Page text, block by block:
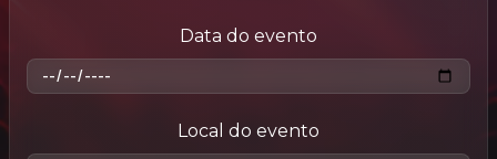
Data do evento
Local do evento